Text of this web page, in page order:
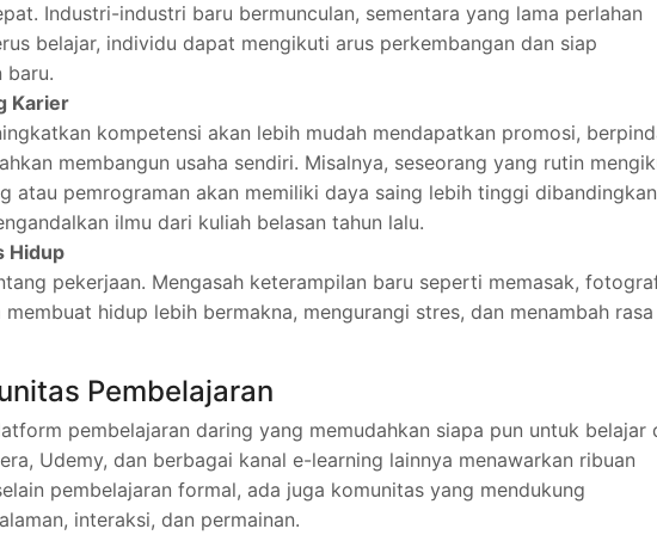
Industri-industri baru bermunculan, sementara yang lama perlahan
belajar, individu dapat mengikuti arus perkembangan dan siap
baru.
Karier
kompetensi akan lebih mudah mendapatkan promosi,
membangun usaha sendiri. Misalnya, seseorang yang rutin
atau pemrograman akan memiliki daya saing lebih tinggi dibandingkan
ilmu dari kuliah belasan tahun lalu.
Hidup
pekerjaan. Mengasah keterampilan baru seperti memasak,
hidup lebih bermakna, mengurangi stres, dan menambah rasa
Pembelajaran
pembelajaran daring yang memudahkan siapa pun untuk belajar
Udemy, dan berbagai kanal e-learning lainnya menawarkan ribuan
pembelajaran formal, ada juga komunitas yang mendukung
interaksi, dan permainan.